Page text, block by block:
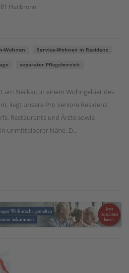
Heilbronn
Wohnen Service-Wohnen in Residenz
separater Pflegebereich
Neckar, in einem Wohngebiet des
liegt unsere Pro Seniore Residenz.
Restaurants und Ärzte sowie
unmittelbarer Nähe. D...